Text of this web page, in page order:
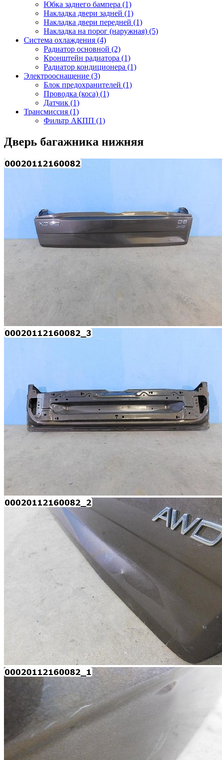
Юбка заднего бампера (1)
Накладка двери задней (1)
Накладка двери передней (1)
Накладка на порог (наружная) (5)
Система охлаждения (4)
Радиатор основной (2)
Кронштейн радиатора (1)
Радиатор кондиционера (1)
Электрооснащение (3)
Блок предохранителей (1)
Проводка (коса) (1)
Датчик (1)
Трансмиссия (1)
Фильтр АКПП (1)
Дверь багажника нижняя